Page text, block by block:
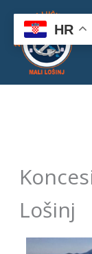
content
Lošinj
HR